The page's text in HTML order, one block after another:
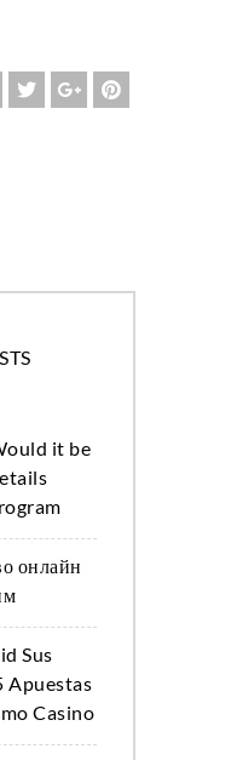
it be
онлайн
Sus
Apuestas
Casino